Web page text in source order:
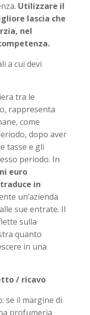
Utilizzare il
lascia che
nel
a cui devi
tra le
rappresenta
come
dopo aver
tasse e gli
periodo. In
euro
in
un’azienda
sue entrate. Il
sulla
quanto
in una
/ ricavo
se il margine di
profumeria